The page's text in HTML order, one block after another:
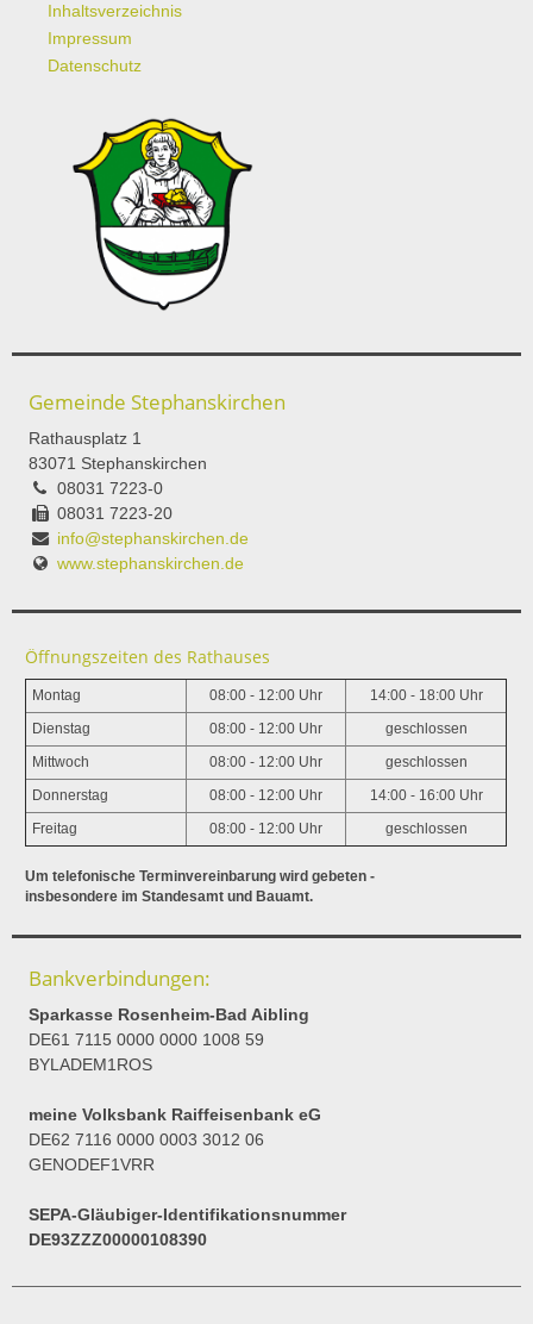
Inhaltsverzeichnis
Impressum
Datenschutz
Gemeinde Stephanskirchen
Rathausplatz 1
83071 Stephanskirchen
08031 7223-0
08031 7223-20
info@stephanskirchen.de
www.stephanskirchen.de
Öffnungszeiten des Rathauses
Montag 08:00 - 12:00 Uhr 14:00 - 18:00 Uhr
Dienstag 08:00 - 12:00 Uhr geschlossen
Mittwoch 08:00 - 12:00 Uhr geschlossen
Donnerstag 08:00 - 12:00 Uhr 14:00 - 16:00 Uhr
Freitag 08:00 - 12:00 Uhr geschlossen
Um telefonische Terminvereinbarung wird gebeten -
insbesondere im Standesamt und Bauamt.
Bankverbindungen:
Sparkasse Rosenheim-Bad Aibling
DE61 7115 0000 0000 1008 59
BYLADEM1ROS
meine Volksbank Raiffeisenbank eG
DE62 7116 0000 0003 3012 06
GENODEF1VRR
SEPA-Gläubiger-Identifikationsnummer
DE93ZZZ00000108390